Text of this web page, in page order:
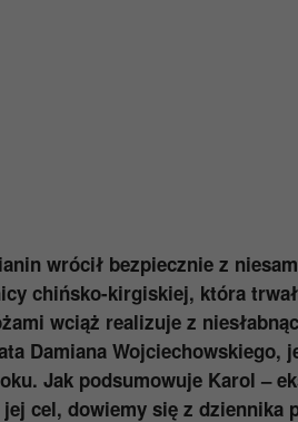
wrócił bezpiecznie z
chińsko-kirgiskiej, która
wciąż realizuje z
Damiana
Jak podsumowuje Karol –
jej cel, dowiemy się z dziennika